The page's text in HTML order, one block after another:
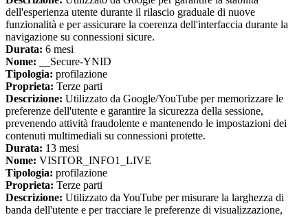
dell'esperienza utente durante il rilascio graduale di nuove
funzionalità e per assicurare la coerenza dell'interfaccia durante la
navigazione su connessioni sicure.
Durata: 6 mesi
Nome: __Secure-YNID
Tipologia: profilazione
Proprieta: Terze parti
Descrizione: Utilizzato da Google/YouTube per memorizzare le
preferenze dell'utente e garantire la sicurezza della sessione,
prevenendo attività fraudolente e mantenendo le impostazioni dei
contenuti multimediali su connessioni protette.
Durata: 13 mesi
Nome: VISITOR_INFO1_LIVE
Tipologia: profilazione
Proprieta: Terze parti
Descrizione: Utilizzato da YouTube per misurare la larghezza di
banda dell'utente e per tracciare le preferenze di visualizzazione,